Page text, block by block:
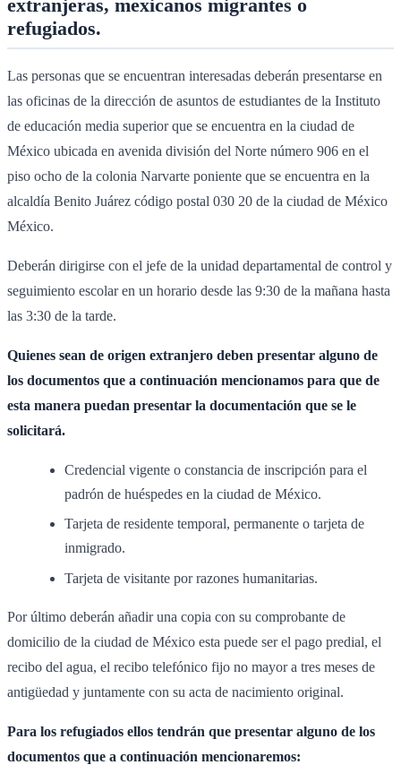
extranjeras, mexicanos migrantes o
refugiados.
Las personas que se encuentran interesadas deberán presentarse en
las oficinas de la dirección de asuntos de estudiantes de la Instituto
de educación media superior que se encuentra en la ciudad de
México ubicada en avenida división del Norte número 906 en el
piso ocho de la colonia Narvarte poniente que se encuentra en la
alcaldía Benito Juárez código postal 030 20 de la ciudad de México
México.
Deberán dirigirse con el jefe de la unidad departamental de control y
seguimiento escolar en un horario desde las 9:30 de la mañana hasta
las 3:30 de la tarde.
Quienes sean de origen extranjero deben presentar alguno de
los documentos que a continuación mencionamos para que de
esta manera puedan presentar la documentación que se le
solicitará.
Credencial vigente o constancia de inscripción para el
padrón de huéspedes en la ciudad de México.
Tarjeta de residente temporal, permanente o tarjeta de
inmigrado.
Tarjeta de visitante por razones humanitarias.
Por último deberán añadir una copia con su comprobante de
domicilio de la ciudad de México esta puede ser el pago predial, el
recibo del agua, el recibo telefónico fijo no mayor a tres meses de
antigüedad y juntamente con su acta de nacimiento original.
Para los refugiados ellos tendrán que presentar alguno de los
documentos que a continuación mencionaremos: